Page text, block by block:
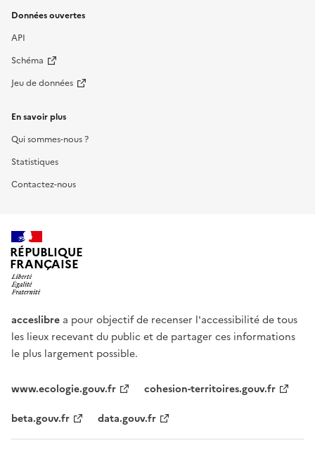
Données ouvertes
API
Schéma
Jeu de données
En savoir plus
Qui sommes-nous ?
Statistiques
Contactez-nous
RÉPUBLIQUE
FRANÇAISE
acceslibre a pour objectif de recenser l'accessibilité de tous
les lieux recevant du public et de partager ces informations
le plus largement possible.
www.ecologie.gouv.fr
cohesion-territoires.gouv.fr
beta.gouv.fr
data.gouv.fr